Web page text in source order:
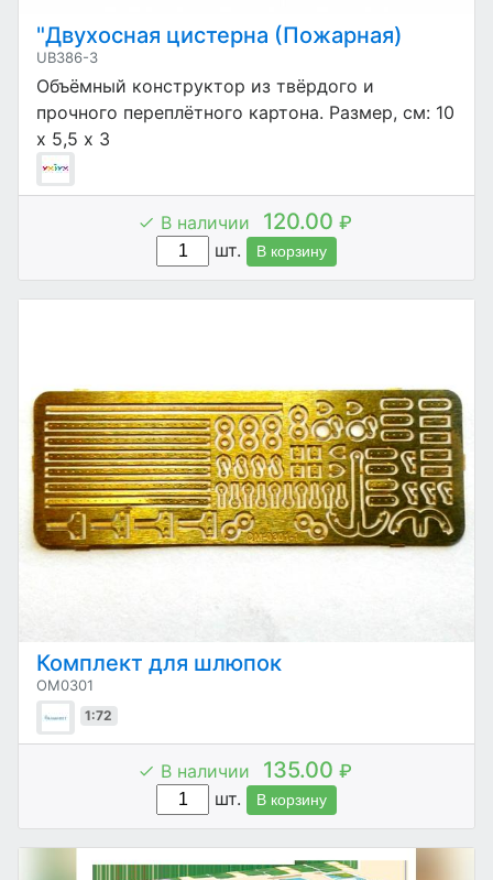
"Двухосная цистерна (Пожарная)
UB386-3
Объёмный конструктор из твёрдого и
прочного переплётного картона. Размер, см: 10
х 5,5 х 3
В наличии 120.00 ₽
шт.
В корзину
Комплект для шлюпок
OM0301
1:72
В наличии 135.00 ₽
шт.
В корзину